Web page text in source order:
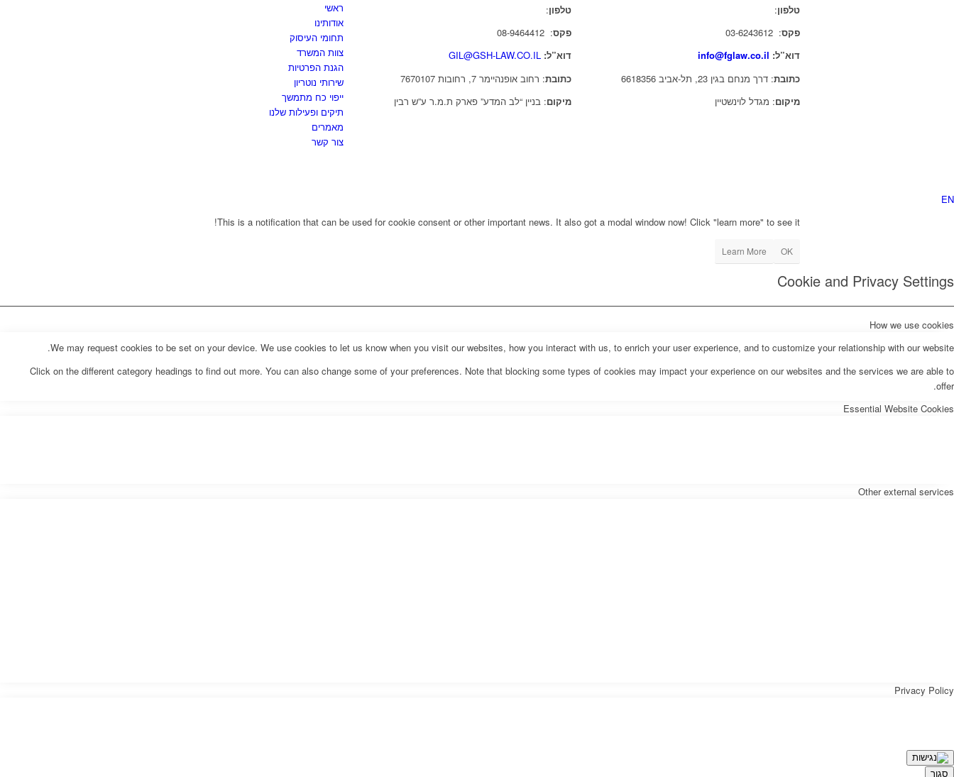
ראשי
אודותינו
תחומי העיסוק
צוות המשרד
הגנת הפרטיות
שירותי נוטריון
ייפוי כח מתמשך
תיקים ופעילות שלנו
מאמרים
צור קשר
טלפון:
פקס: 08-9464412
דוא”ל: GIL@GSH-LAW.CO.IL
כתובת: רחוב אופנהיימר 7, רחובות 7670107
מיקום: בניין “לב המדע” פארק ת.מ.ר ע”ש רבין
טלפון:
פקס: 03-6243612
דוא”ל: info@fglaw.co.il
כתובת: דרך מנחם בגין 23, תל-אביב 6618356
מיקום: מגדל לוינשטיין
EN
This is a notification that can be used for cookie consent or other important news. It also got a modal window now! Click "learn more" to see it!
OK
Learn More
Cookie and Privacy Settings
How we use cookies
We may request cookies to be set on your device. We use cookies to let us know when you visit our websites, how you interact with us, to enrich your user experience, and to customize your relationship with our website.
Click on the different category headings to find out more. You can also change some of your preferences. Note that blocking some types of cookies may impact your experience on our websites and the services we are able to
offer.
Essential Website Cookies
Other external services
Privacy Policy
סגור